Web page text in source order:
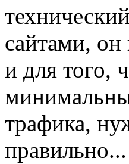
сайтами, он
и для того,
трафика,
правильно...